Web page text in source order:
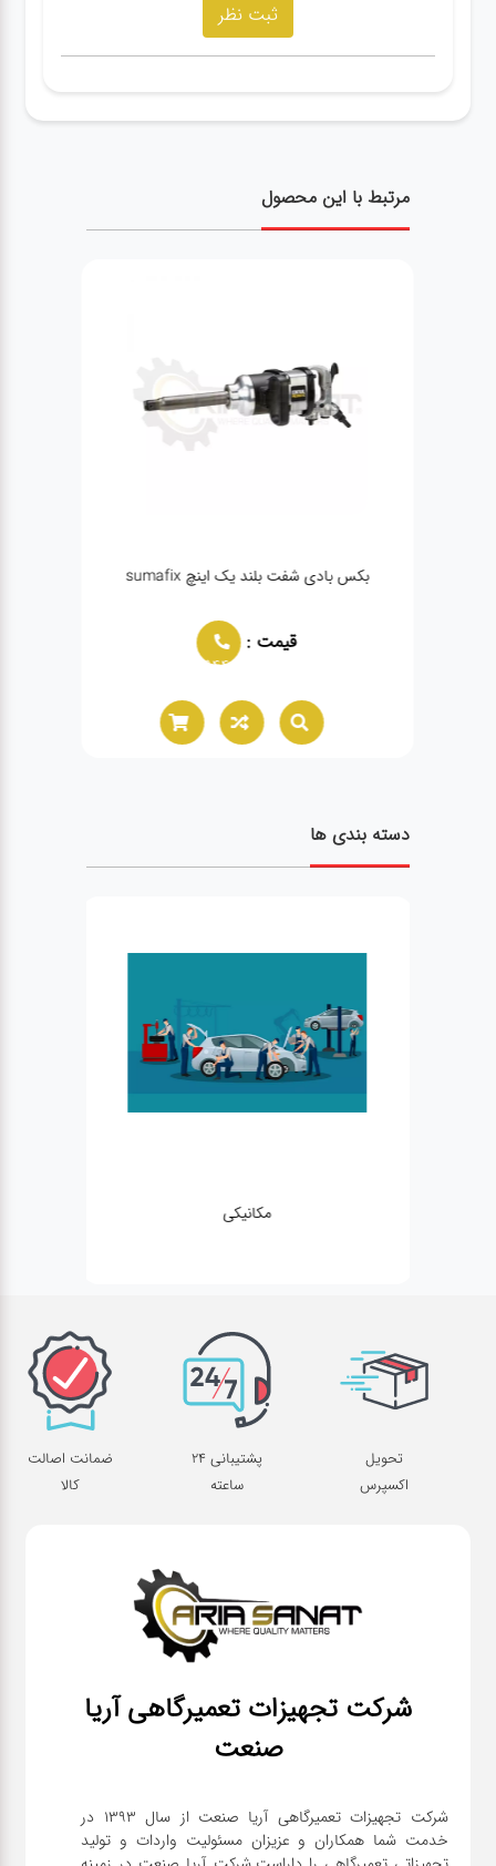
مرتبط با این محصول
بکس بادی شفت بلند یک اینچ sumafix
قیمت :
02166021944
دسته بندی ها
مکانیکی
تحویل
اکسپرس
پشتیبانی 24
ساعته
ضمانت اصالت
کالا
شرکت تجهیزات تعمیرگاهی آریا
صنعت
شرکت تجهیزات تعمیرگاهی آریا صنعت از سال ۱۳۹۳ در
خدمت شما همکاران و عزیزان مسئولیت واردات و تولید